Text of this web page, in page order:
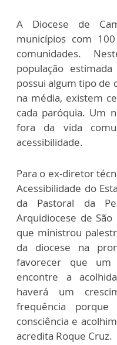
A Diocese de
municípios com
comunidades.
população
possui algum tipo de
na média, existem
cada paróquia. Um
fora da vida
acessibilidade.
Para o ex-diretor
Acessibilidade do
da Pastoral da
Arquidiocese de São
que ministrou
da diocese na
favorecer que
encontre a
haverá um
frequência
consciência e
acredita Roque Cruz.